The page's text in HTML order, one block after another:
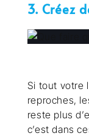
3. Créez
Si tout votre
reproches,
reste plus
c’est dans